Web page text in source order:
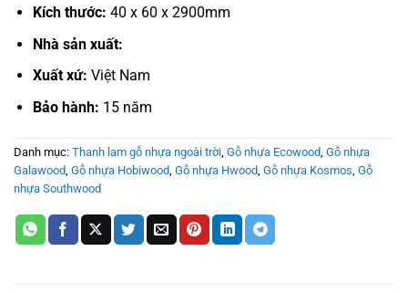
Kích thước: 40 x 60 x 2900mm
Nhà sản xuất:
Xuất xứ: Việt Nam
Bảo hành: 15 năm
Danh mục: Thanh lam gỗ nhựa ngoài trời Gỗ nhựa Ecowood Gỗ nhựa
Galawood Gỗ nhựa Hobiwood Gỗ nhựa Hwood Gỗ nhựa Kosmos Gỗ
nhựa Southwood